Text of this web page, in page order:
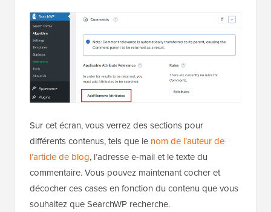
Sur cet écran, vous verrez des sections pour
différents contenus, tels que le nom de l’auteur de
l’article de blog, l’adresse e-mail et le texte du
commentaire. Vous pouvez maintenant cocher et
décocher ces cases en fonction du contenu que vous
souhaitez que SearchWP recherche.